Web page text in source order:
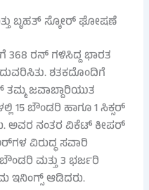
ಬೃಹತ್ ಸ್ಕೋರ್ ಘೋಷಣೆ
ರನ್ ಗಳಿಸಿದ್ದ ಭಾರತ
ಶತಕದೊಂದಿಗೆ
ಜವಾಬ್ದಾರಿಯುತ
15 ಬೌಂಡರಿ ಹಾಗೂ 1 ಸಿಕ್ಸರ್
ಅವರ ನಂತರ ವಿಕೆಟ್ ಕೀಪರ್
ವಿರುದ್ಧ ಸವಾರಿ
ಮತ್ತು 3 ಭರ್ಜರಿ
ಇನಿಂಗ್ಸ್ ಆಡಿದರು.